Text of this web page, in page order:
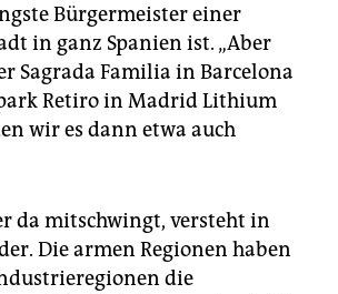
Bürgermeister einer
in ganz Spanien ist. „Aber
Sagrada Familia in Barcelona
Retiro in Madrid Lithium
wir es dann etwa auch
da mitschwingt, versteht in
Die armen Regionen haben
die